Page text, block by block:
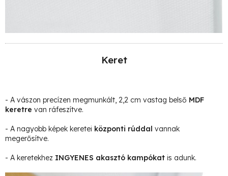
Keret
- A vászon precízen megmunkált, 2,2 cm vastag belső MDF
keretre van ráfeszítve.
- A nagyobb képek keretei központi rúddal vannak
megerősítve.
- A keretekhez INGYENES akasztó kampókat is adunk.